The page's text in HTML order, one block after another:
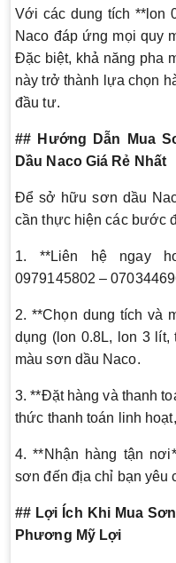
Với các dung tích **lon
Naco đáp ứng mọi quy
Đặc biệt, khả năng pha
này trở thành lựa chọn
đầu tư.
## Hướng Dẫn Mua
Dầu Naco Giá Rẻ Nhất
Để sở hữu sơn dầu
cần thực hiện các bước
1. **Liên hệ ngay
0979145802 –
2. **Chọn dung tích và
dụng (lon 0.8L, lon 3 lít,
màu sơn dầu Naco.
3. **Đặt hàng và thanh
thức thanh toán linh
4. **Nhận hàng tận
sơn đến địa chỉ bạn yêu
## Lợi Ích Khi Mua
Phương Mỹ Lợi